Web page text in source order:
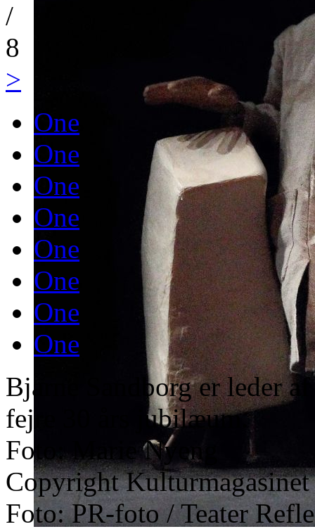
/
8
>
One
One
One
One
One
One
One
One
Bjarne Sandborg er leder
fejre 30 års jubilæum.
Foto: Marie Nyeng
Copyright
Foto: PR-foto / Teater